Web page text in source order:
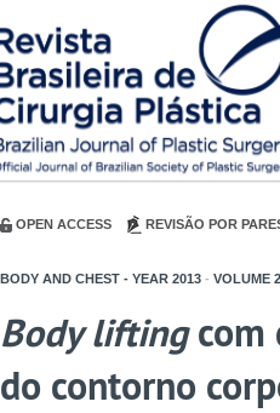
OPEN ACCESS REVISÃO POR
BODY AND CHEST - YEAR 2013 - VOLUME
Body liftingcom
do contorno